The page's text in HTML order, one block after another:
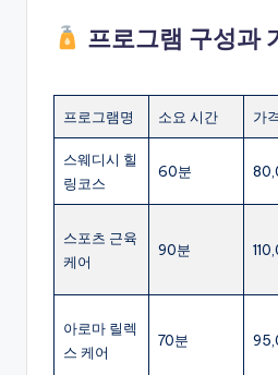
프로그램 구성과
프로그램명 소요 시간 가
스웨디시 힐
링코스
60분
스포츠 근육
케어
90분
아로마 릴렉
스 케어
70분